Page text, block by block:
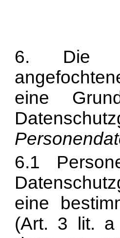
6. Die
eine
6.1
eine
(Art. 3 lit. a